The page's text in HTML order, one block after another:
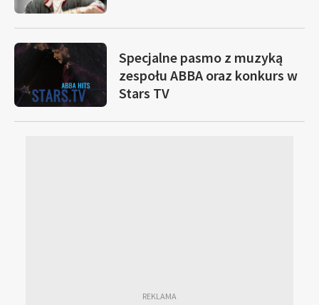
Specjalne pasmo z muzyką
zespołu ABBA oraz konkurs w
Stars TV